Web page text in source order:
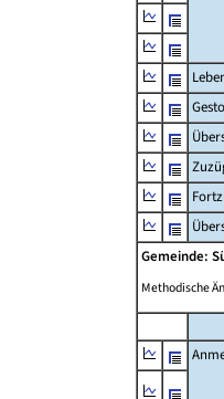
Gemeinde:
Methodische